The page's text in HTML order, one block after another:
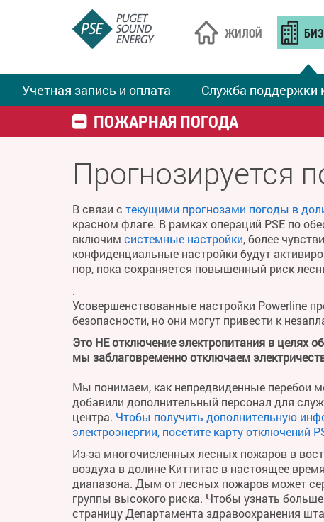
ЖИЛОЙ
Учетная запись и оплата Служба поддержки
ПОЖАРНАЯ ПОГОДА
Прогнозируется
В связи с текущими прогнозами погоды в
красном флаге. В рамках операций PSE по
включим системные настройки, более
конфиденциальные настройки будут
пор, пока сохраняется повышенный риск
.
Усовершенствованные настройки Powerline
безопасности, но они могут привести к
Это НЕ отключение электропитания в целях
мы заблаговременно отключаем
Мы понимаем, как непредвиденные перебои
добавили дополнительный персонал для
центра. Чтобы получить дополнительную
электроэнергии, посетите карту отключений
Из-за многочисленных лесных пожаров в
воздуха в долине Киттитас в настоящее
диапазона. Дым от лесных пожаров может
группы высокого риска. Чтобы узнать
страницу Департамента здравоохранения